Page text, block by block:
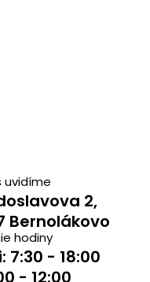
uvidíme
2,
Bernolákovo
hodiny
7:30 - 18:00
- 12:00